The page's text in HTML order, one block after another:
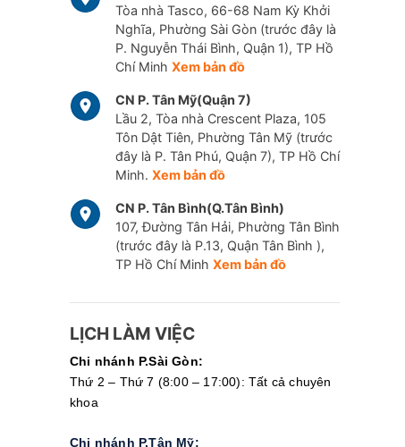
Tòa nhà Tasco, 66-68 Nam Kỳ Khởi
Nghĩa, Phường Sài Gòn (trước đây là
P. Nguyễn Thái Bình, Quận 1), TP Hồ
Chí Minh Xem bản đồ
CN P. Tân Mỹ(Quận 7)
Lầu 2, Tòa nhà Crescent Plaza, 105
Tôn Dật Tiên, Phường Tân Mỹ (trước
đây là P. Tân Phú, Quận 7), TP Hồ Chí
Minh. Xem bản đồ
CN P. Tân Bình(Q.Tân Bình)
107, Đường Tân Hải, Phường Tân Bình
(trước đây là P.13, Quận Tân Bình ),
TP Hồ Chí Minh Xem bản đồ
LỊCH LÀM VIỆC
Chi nhánh P.Sài Gòn:
Thứ 2 – Thứ 7 (8:00 – 17:00): Tất cả chuyên
khoa
Chi nhánh P.Tân Mỹ: